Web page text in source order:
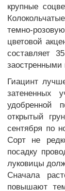
крупные
темно-
цветовой
составляет
заостренными
Гиацинт
затененных
удобренной
открытый
сентября по
Сорт не
посадку
луковицы
Сначала
повышают